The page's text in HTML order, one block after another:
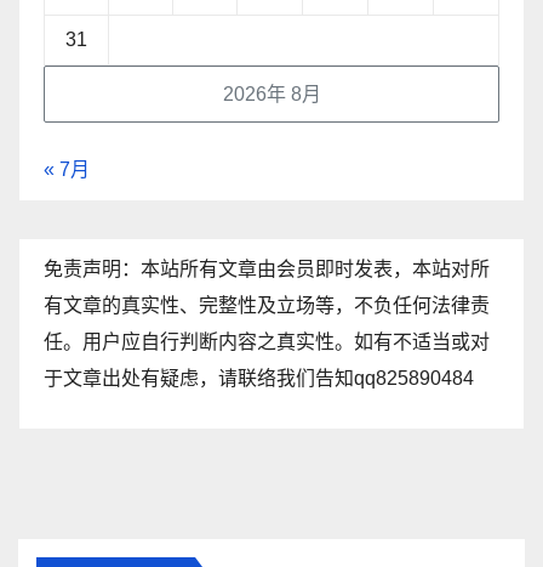
2026年 8月
31
« 7月
免责声明：本站所有文章由会员即时发表，本站对所
有文章的真实性、完整性及立场等，不负任何法律责
任。用户应自行判断内容之真实性。如有不适当或对
于文章出处有疑虑，请联络我们告知qq825890484